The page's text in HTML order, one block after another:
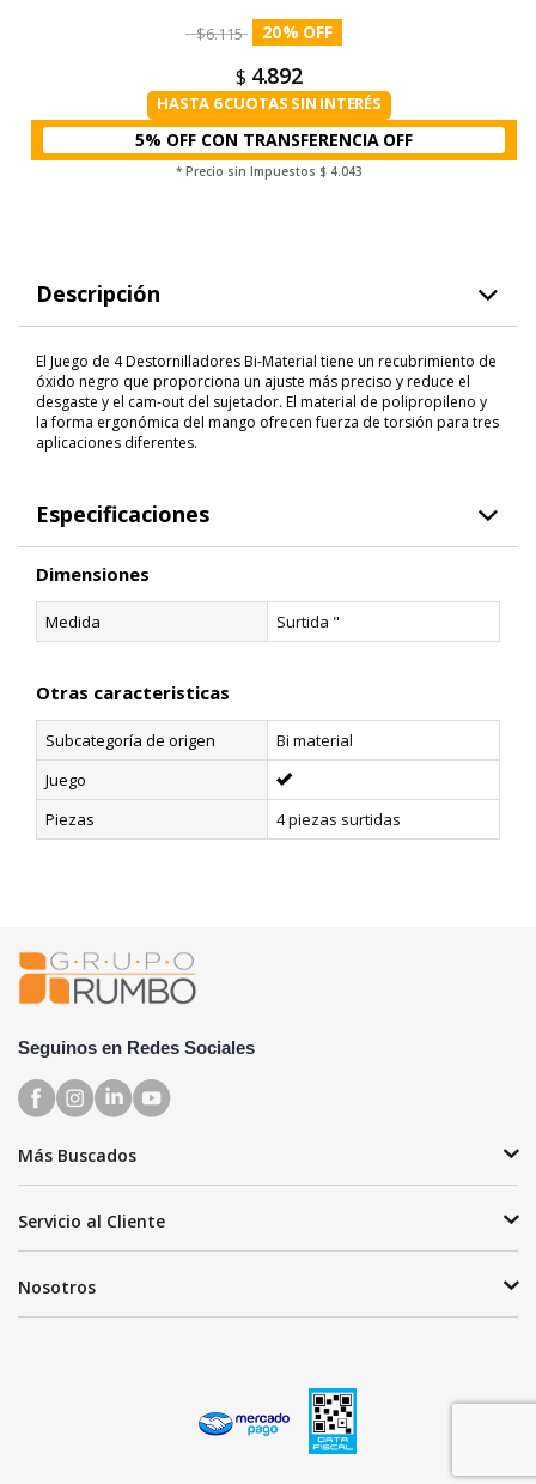
$6.115 20%
$ 4.892
HASTA 6 CUOTAS SIN INTERÉS
5% OFF CON TRANSFERENCIA
* Precio sin Impuestos $ 4.043
Descripción
El Juego de 4 Destornilladores Bi-Material tiene un recubrimiento de
óxido negro que proporciona un ajuste más preciso y reduce el
desgaste y el cam-out del sujetador. El material de polipropileno y
la forma ergonómica del mango ofrecen fuerza de torsión para tres
aplicaciones diferentes.
Especificaciones
Dimensiones
Medida Surtida "
Otras caracteristicas
Subcategoría de origen
Bi material
Juego
Piezas
4 piezas surtidas
Seguinos en Redes Sociales
Más Buscados
Servicio al Cliente
Nosotros